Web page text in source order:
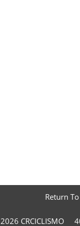
Return
2026 CRCICLISMO